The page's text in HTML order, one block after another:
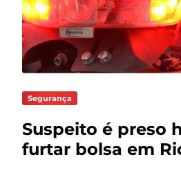
Segurança
Suspeito é preso
furtar bolsa em